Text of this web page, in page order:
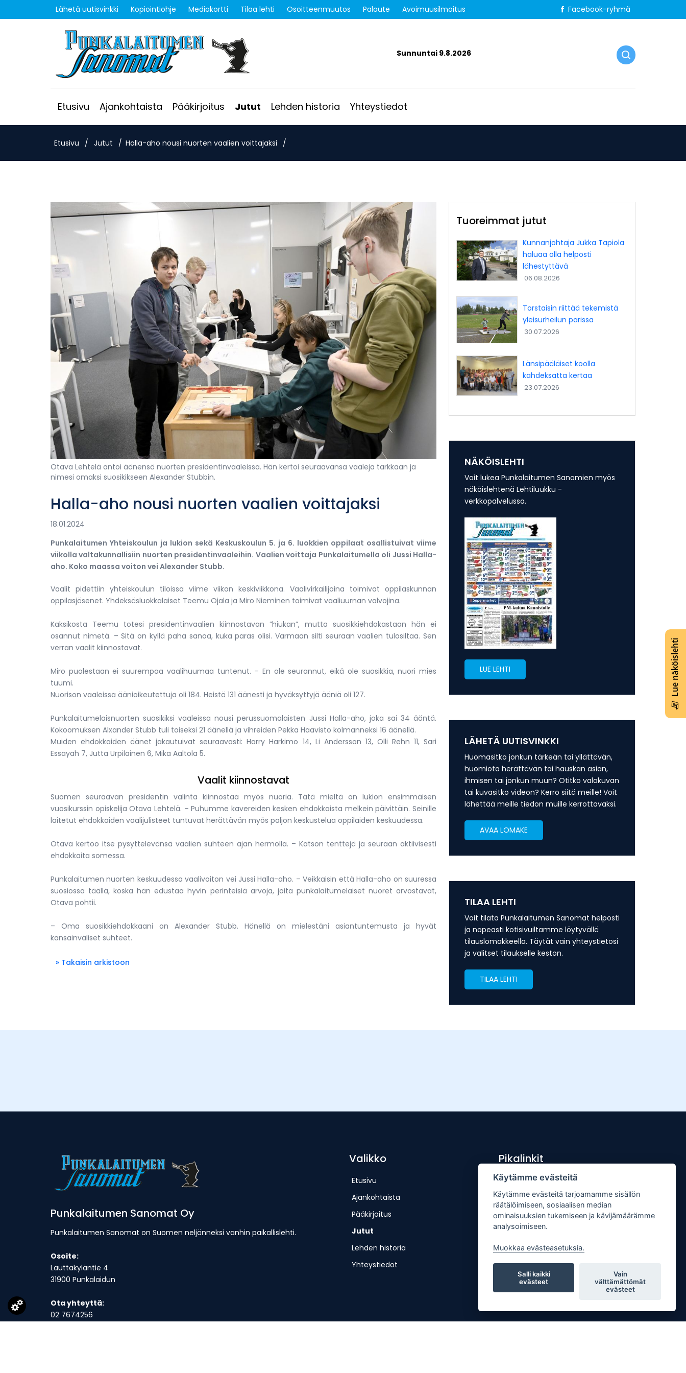
Lue näköislehti
Lähetä uutisvinkki Kopiointiohje Mediakortti Tilaa lehti Osoitteenmuutos Palaute Avoimuusilmoitus Facebook-ryhmä
Sunnuntai 9.8.2026
Etusivu Ajankohtaista Pääkirjoitus Jutut Lehden historia Yhteystiedot
Etusivu / Jutut / Halla-aho nousi nuorten vaalien voittajaksi /
Otava Lehtelä antoi äänensä nuorten presidentinvaaleissa. Hän kertoi seuraavansa vaaleja tarkkaan ja
nimesi omaksi suosikikseen Alexander Stubbin.
Halla-aho nousi nuorten vaalien voittajaksi
18.01.2024
Punkalaitumen Yhteiskoulun ja lukion sekä Keskuskoulun 5. ja 6. luokkien oppilaat osallistuivat viime
viikolla valtakunnallisiin nuorten presidentinvaaleihin. Vaalien voittaja Punkalaitumella oli Jussi Halla-
aho. Koko maassa voiton vei Alexander Stubb.
Vaalit pidettiin yhteiskoulun tiloissa viime viikon keskiviikkona. Vaalivirkailijoina toimivat oppilaskunnan
oppilasjäsenet. Yhdeksäsluokkalaiset Teemu Ojala ja Miro Nieminen toimivat vaaliuurnan valvojina.
Kaksikosta Teemu totesi presidentinvaalien kiinnostavan ”hiukan”, mutta suosikkiehdokastaan hän ei
osannut nimetä. – Sitä on kyllä paha sanoa, kuka paras olisi. Varmaan silti seuraan vaalien tulosiltaa. Sen
verran vaalit kiinnostavat.
Miro puolestaan ei suurempaa vaalihuumaa tuntenut. – En ole seurannut, eikä ole suosikkia, nuori mies
tuumi.
Nuorison vaaleissa äänioikeutettuja oli 184. Heistä 131 äänesti ja hyväksyttyjä ääniä oli 127.
Punkalaitumelaisnuorten suosikiksi vaaleissa nousi perussuomalaisten Jussi Halla-aho, joka sai 34 ääntä.
Kokoomuksen Alxander Stubb tuli toiseksi 21 äänellä ja vihreiden Pekka Haavisto kolmanneksi 16 äänellä.
Muiden ehdokkaiden äänet jakautuivat seuraavasti: Harry Harkimo 14, Li Andersson 13, Olli Rehn 11, Sari
Essayah 7, Jutta Urpilainen 6, Mika Aaltola 5.
Vaalit kiinnostavat
Suomen seuraavan presidentin valinta kiinnostaa myös nuoria. Tätä mieltä on lukion ensimmäisen
vuosikurssin opiskelija Otava Lehtelä. – Puhumme kavereiden kesken ehdokkaista melkein päivittäin. Seinille
laitetut ehdokkaiden vaalijulisteet tuntuvat herättävän myös paljon keskustelua oppilaiden keskuudessa.
Otava kertoo itse pysyttelevänsä vaalien suhteen ajan hermolla. – Katson tenttejä ja seuraan aktiivisesti
ehdokkaita somessa.
Punkalaitumen nuorten keskuudessa vaalivoiton vei Jussi Halla-aho. – Veikkaisin että Halla-aho on suuressa
suosiossa täällä, koska hän edustaa hyvin perinteisiä arvoja, joita punkalaitumelaiset nuoret arvostavat,
Otava pohtii.
– Oma suosikkiehdokkaani on Alexander Stubb. Hänellä on mielestäni asiantuntemusta ja hyvät
kansainväliset suhteet.
» Takaisin arkistoon
Tuoreimmat jutut
Kunnanjohtaja Jukka Tapiola
haluaa olla helposti
lähestyttävä
06.08.2026
Torstaisin riittää tekemistä
yleisurheilun parissa
30.07.2026
Länsipääläiset koolla
kahdeksatta kertaa
23.07.2026
NÄKÖISLEHTI
Voit lukea Punkalaitumen Sanomien myös
näköislehtenä Lehtiluukku -
verkkopalvelussa.
LUE LEHTI
LÄHETÄ UUTISVINKKI
Huomasitko jonkun tärkeän tai yllättävän,
huomiota herättävän tai hauskan asian,
ihmisen tai jonkun muun? Otitko valokuvan
tai kuvasitko videon? Kerro siitä meille! Voit
lähettää meille tiedon muille kerrottavaksi.
AVAA LOMAKE
TILAA LEHTI
Voit tilata Punkalaitumen Sanomat helposti
ja nopeasti kotisivuiltamme löytyvällä
tilauslomakkeella. Täytät vain yhteystietosi
ja valitset tilaukselle keston.
TILAA LEHTI
Punkalaitumen Sanomat Oy
Punkalaitumen Sanomat on Suomen neljänneksi vanhin paikallislehti.
Osoite:
Lauttakyläntie 4
31900 Punkalaidun
Ota yhteyttä:
02 7674256
Valikko
Etusivu
Ajankohtaista
Pääkirjoitus
Jutut
Lehden historia
Yhteystiedot
Pikalinkit
Lähetä uutisvinkki
Kopiointiohje
Mediakortti
Tilaa lehti
Osoitteenmuutos
Palaute
Käytämme evästeitä
Käytämme evästeitä tarjoamamme sisällön
räätälöimiseen, sosiaalisen median
ominaisuuksien tukemiseen ja kävijämäärämme
analysoimiseen.
Muokkaa evästeasetuksia.
Salli kaikki
evästeet
Vain
välttämättömät
evästeet